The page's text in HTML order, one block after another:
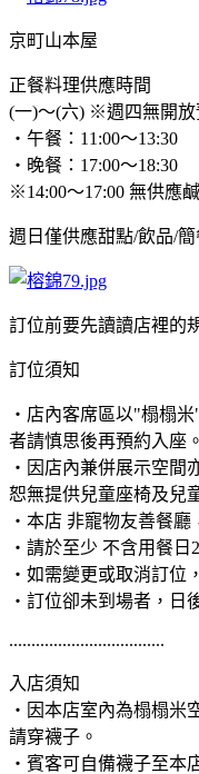
京町山本屋
正餐料理供應時間
(一)～(六) ※週四無開放
・午餐：11:00～13:30
・晚餐：17:00～18:30
※14:00～17:00 無供應
週日僅供應甜點/飲品/簡
訂位前要先讀讀店裡的
訂位須知
・店內客席區以"榻榻
者請慎思後再預約入座。
・因店內兼併展示空間
恕無提供兒童座椅及兒
・本店 非寵物友善餐廳
・請於至少 不含用餐日
・如需變更或取消訂位
・訂位卻未到場者，日
...................................
入店須知
・因本店室內為榻榻米
請穿襪子。
・賓客可自備襪子至本